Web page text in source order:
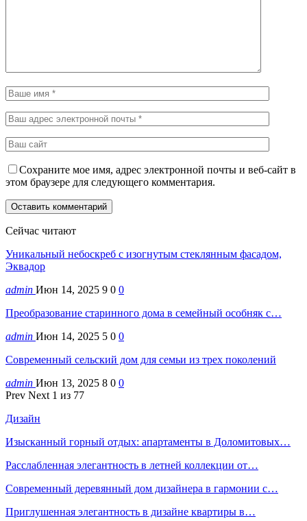
Сохраните мое имя, адрес электронной почты и веб-сайт в
этом браузере для следующего комментария.
Сейчас читают
Уникальный небоскреб с изогнутым стеклянным фасадом,
Эквадор
admin Июн 14, 2025 9 0 0
Преобразование старинного дома в семейный особняк с…
admin Июн 14, 2025 5 0 0
Современный сельский дом для семьи из трех поколений
admin Июн 13, 2025 8 0 0
Prev Next 1 из 77
Дизайн
Изысканный горный отдых: апартаменты в Доломитовых…
Расслабленная элегантность в летней коллекции от…
Современный деревянный дом дизайнера в гармонии с…
Приглушенная элегантность в дизайне квартиры в…